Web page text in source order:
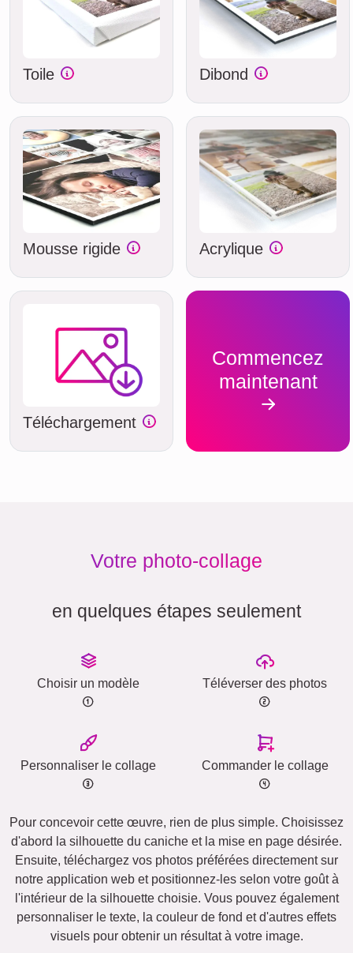
Toile Dibond
Mousse rigide Acrylique
Téléchargement
Commencez
maintenant
Votre photo-collage
en quelques étapes seulement
Choisir un modèle Téléverser des photos
Personnaliser le collage Commander le collage
Pour concevoir cette œuvre, rien de plus simple. Choisissez
d'abord la silhouette du caniche et la mise en page désirée.
Ensuite, téléchargez vos photos préférées directement sur
notre application web et positionnez-les selon votre goût à
l'intérieur de la silhouette choisie. Vous pouvez également
personnaliser le texte, la couleur de fond et d'autres effets
visuels pour obtenir un résultat à votre image.